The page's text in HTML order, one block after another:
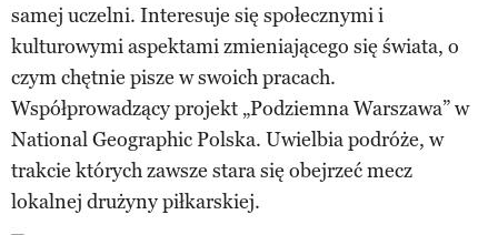
samej uczelni. Interesuje się społecznymi i
kulturowymi aspektami zmieniającego się świata, o
czym chętnie pisze w swoich pracach.
Współprowadzący projekt „Podziemna Warszawa” w
National Geographic Polska. Uwielbia podróże, w
trakcie których zawsze stara się obejrzeć mecz
lokalnej drużyny piłkarskiej.